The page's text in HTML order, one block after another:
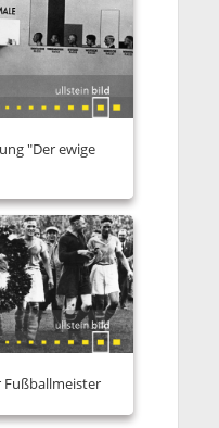
"Der ewige
Fußballmeister